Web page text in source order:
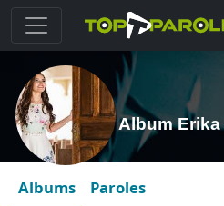
Album Erika
Albums Paroles